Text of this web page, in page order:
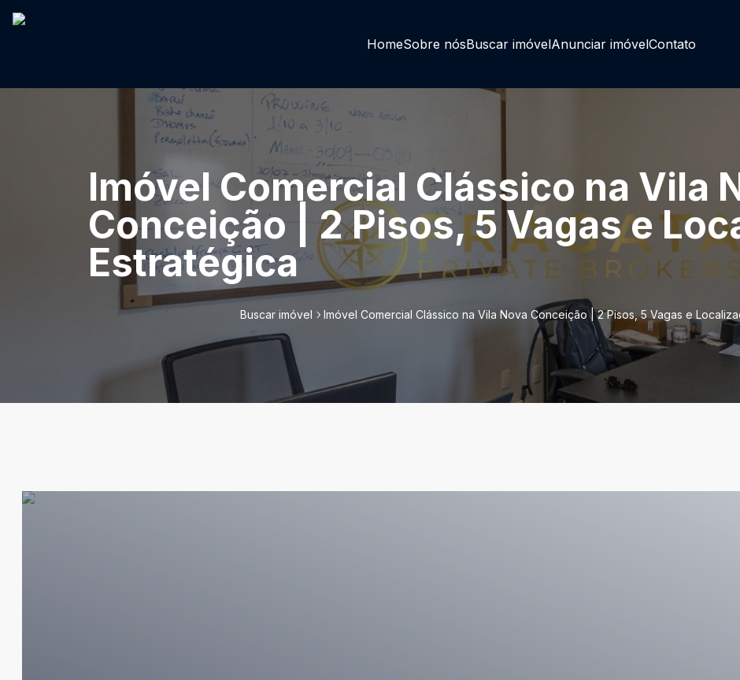
HomeSobre nósBuscar imóvelAnunciar imóvelContato
Imóvel Comercial Clássico na Vila
Conceição | 2 Pisos, 5 Vagas e
Estratégica
Buscar imóvel Imóvel Comercial Clássico na Vila Nova Conceição | 2 Pisos, 5 Vagas e